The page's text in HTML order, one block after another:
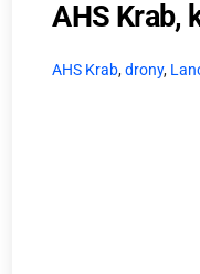
AHS Krab,
AHS Krab,drony,